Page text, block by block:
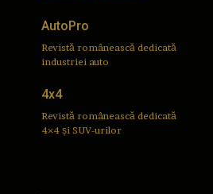
AutoPro
Revistă românească dedicată
industriei auto
4x4
Revistă românească dedicată
4×4 și SUV-urilor